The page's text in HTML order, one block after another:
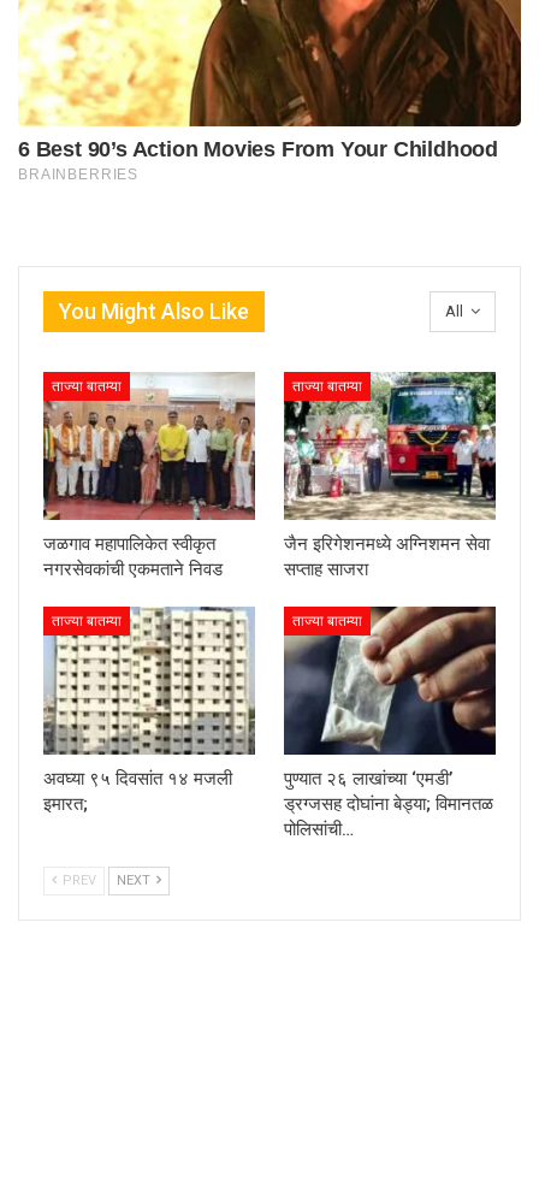
All
You Might Also Like
ताज्या बातम्या
जळगाव महापालिकेत स्वीकृत
नगरसेवकांची एकमताने निवड
ताज्या बातम्या
जैन इरिगेशनमध्ये अग्निशमन सेवा
सप्ताह साजरा
ताज्या बातम्या
अवघ्या ९५ दिवसांत १४ मजली
इमारत;
ताज्या बातम्या
पुण्यात २६ लाखांच्या ‘एमडी’
ड्रग्जसह दोघांना बेड्या; विमानतळ
पोलिसांची…
PREV NEXT